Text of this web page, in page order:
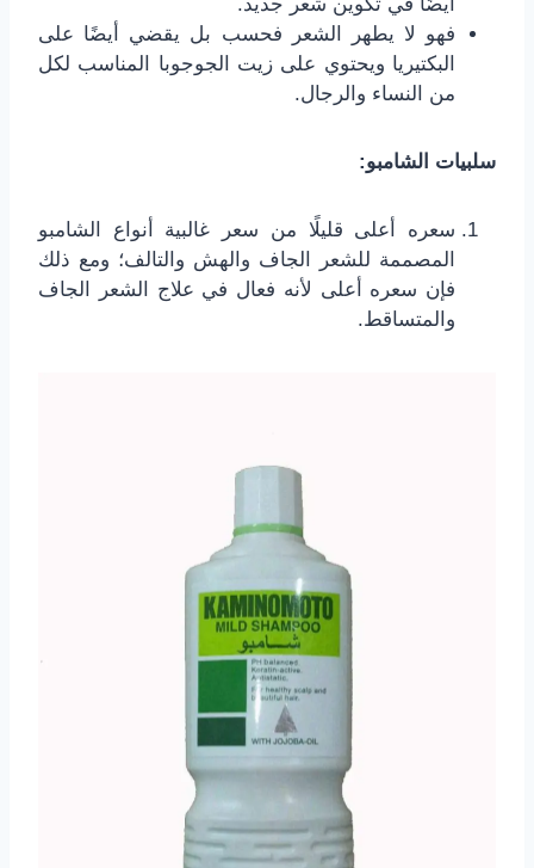
فهو لا يطهر الشعر فحسب بل يقضي أيضًا على
البكتيريا ويحتوي على زيت الجوجوبا المناسب لكل
من النساء والرجال.
سلبيات الشامبو:
سعره أعلى قليلًا من سعر غالبية أنواع الشامبو
المصممة للشعر الجاف والهش والتالف؛ ومع ذلك
فإن سعره أعلى لأنه فعال في علاج الشعر الجاف
والمتساقط.